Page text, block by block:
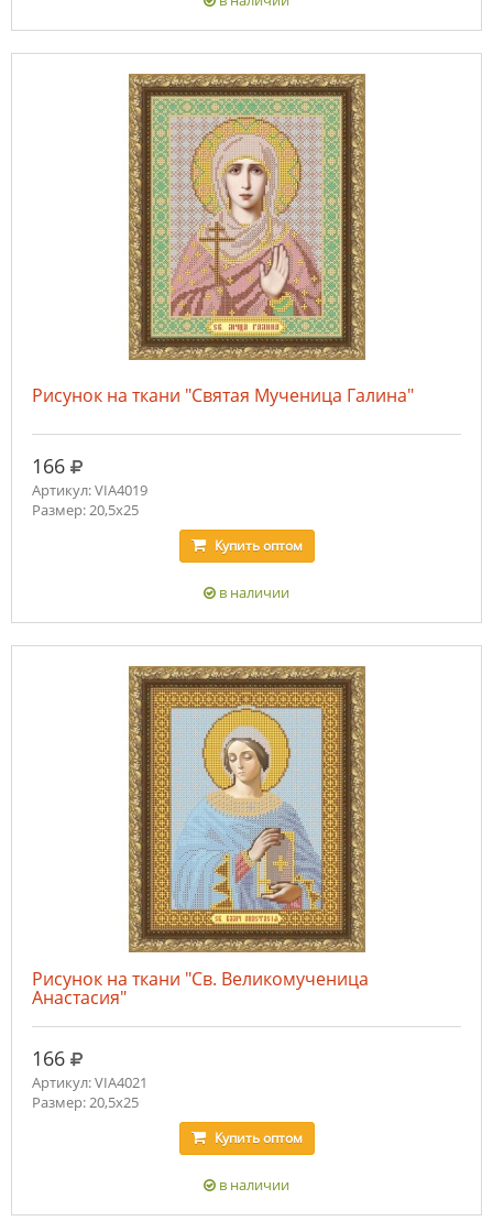
Рисунок на ткани "Святая Мученица Галина"
166 руб.
Артикул: VIA4019
Размер: 20,5х25
Купитьоптом
в наличии
Рисунок на ткани "Св. Великомученица
Анастасия"
166 руб.
Артикул: VIA4021
Размер: 20,5х25
Купитьоптом
в наличии